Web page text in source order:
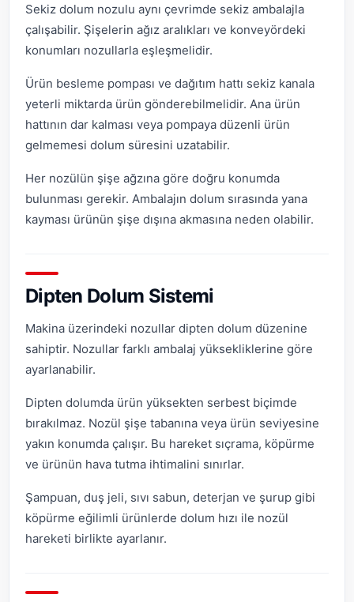
Sekiz dolum nozulu aynı çevrimde sekiz ambalajla
çalışabilir. Şişelerin ağız aralıkları ve konveyördeki
konumları nozullarla eşleşmelidir.
Ürün besleme pompası ve dağıtım hattı sekiz kanala
yeterli miktarda ürün gönderebilmelidir. Ana ürün
hattının dar kalması veya pompaya düzenli ürün
gelmemesi dolum süresini uzatabilir.
Her nozülün şişe ağzına göre doğru konumda
bulunması gerekir. Ambalajın dolum sırasında yana
kayması ürünün şişe dışına akmasına neden olabilir.
Dipten Dolum Sistemi
Makina üzerindeki nozullar dipten dolum düzenine
sahiptir. Nozullar farklı ambalaj yüksekliklerine göre
ayarlanabilir.
Dipten dolumda ürün yüksekten serbest biçimde
bırakılmaz. Nozül şişe tabanına veya ürün seviyesine
yakın konumda çalışır. Bu hareket sıçrama, köpürme
ve ürünün hava tutma ihtimalini sınırlar.
Şampuan, duş jeli, sıvı sabun, deterjan ve şurup gibi
köpürme eğilimli ürünlerde dolum hızı ile nozül
hareketi birlikte ayarlanır.